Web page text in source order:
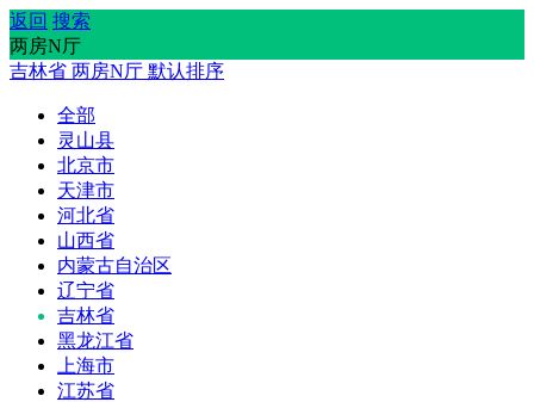
返回 搜索
两房N厅
吉林省 两房N厅 默认排序
全部
灵山县
北京市
天津市
河北省
山西省
内蒙古自治区
辽宁省
吉林省
黑龙江省
上海市
江苏省